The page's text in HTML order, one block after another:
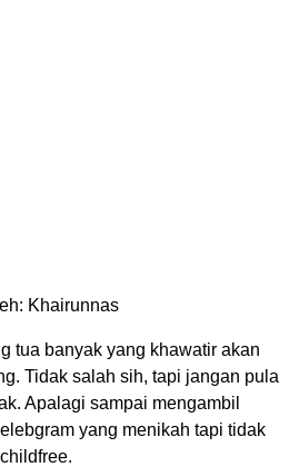
Khairunnas
tua banyak yang khawatir akan
Tidak salah sih, tapi jangan pula
Apalagi sampai mengambil
yang menikah tapi tidak